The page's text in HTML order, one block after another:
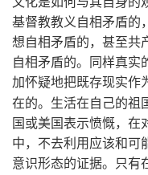
基督教教义自相矛盾的
想自相矛盾的，甚至共
自相矛盾的。同样真实
加怀疑地把既存现实作
在的。生活在自己的祖
国或美国表示愤慨，在
中，不去利用应该和可
意识形态的证据。只有